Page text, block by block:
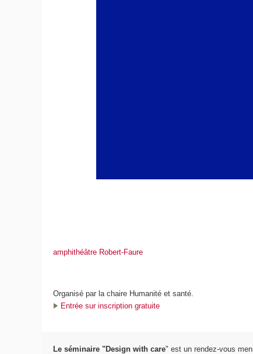
amphithéâtre Robert-Faure
Organisé par la chaire Humanité et santé.
Entrée sur inscription gratuite
Le séminaire "Design with care" est un rendez-vous